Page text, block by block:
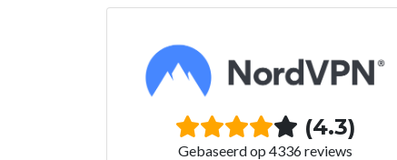
(4.3)
Gebaseerd op 4336 reviews